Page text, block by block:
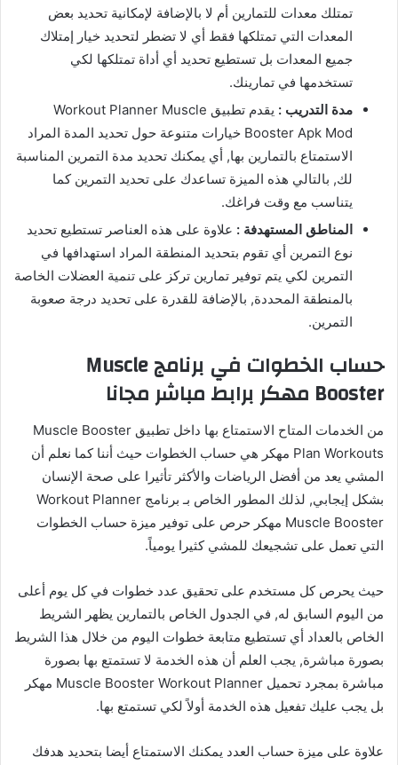
تمتلك معدات للتمارين أم لا بالإضافة لإمكانية تحديد بعض
المعدات التي تمتلكها فقط أي لا تضطر لتحديد خيار إمتلاك
جميع المعدات بل تستطيع تحديد أي أداة تمتلكها لكي
تستخدمها في تمارينك.
مدة التدريب :
يقدم تطبيق Workout Planner Muscle
Booster Apk Mod خيارات متنوعة حول تحديد المدة المراد
الاستمتاع بالتمارين بها, أي يمكنك تحديد مدة التمرين المناسبة
لك, بالتالي هذه الميزة تساعدك على تحديد التمرين كما
يتناسب مع وقت فراغك.
المناطق المستهدفة : علاوة على هذه العناصر تستطيع تحديد
نوع التمرين أي تقوم بتحديد المنطقة المراد استهدافها في
التمرين لكي يتم توفير تمارين تركز على تنمية العضلات الخاصة
بالمنطقة المحددة, بالإضافة للقدرة على تحديد درجة صعوبة
التمرين.
حساب الخطوات في برنامج Muscle
Booster مهكر برابط مباشر مجانا
من الخدمات المتاح الاستمتاع بها داخل تطبيق Muscle Booster
Plan Workouts مهكر هي حساب الخطوات حيث أننا كما نعلم أن
المشي يعد من أفضل الرياضات والأكثر تأثيرا على صحة الإنسان
بشكل إيجابي, لذلك المطور الخاص بـ برنامج Workout Planner
Muscle Booster مهكر حرص على توفير ميزة حساب الخطوات
التي تعمل على تشجيعك للمشي كثيرا يومياً.
حيث يحرص كل مستخدم على تحقيق عدد خطوات في كل يوم أعلى
من اليوم السابق له, في الجدول الخاص بالتمارين يظهر الشريط
الخاص بالعداد أي تستطيع متابعة خطوات اليوم من خلال هذا الشريط
بصورة مباشرة, يجب العلم أن هذه الخدمة لا تستمتع بها بصورة
مباشرة بمجرد تحميل Muscle Booster Workout Planner مهكر
بل يجب عليك تفعيل هذه الخدمة أولاً لكي تستمتع بها.
علاوة على ميزة حساب العدد يمكنك الاستمتاع أيضا بتحديد هدفك